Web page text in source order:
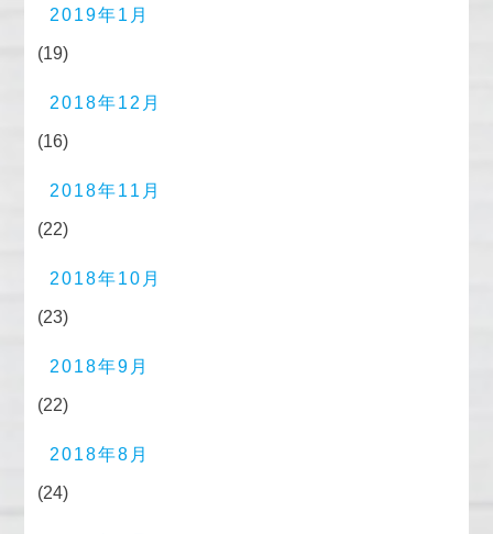
2019年1月
(19)
2018年12月
(16)
2018年11月
(22)
2018年10月
(23)
2018年9月
(22)
2018年8月
(24)